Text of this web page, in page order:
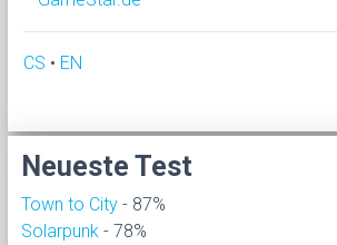
CS • EN
Neueste Test
Town to City - 87%
Solarpunk - 78%